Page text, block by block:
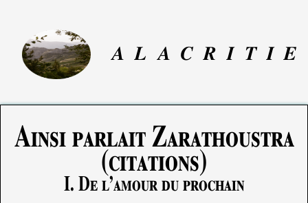
A L A C R I T I E
Ainsi parlait Zarathoustra
(citations)
I. De l’amour du prochain